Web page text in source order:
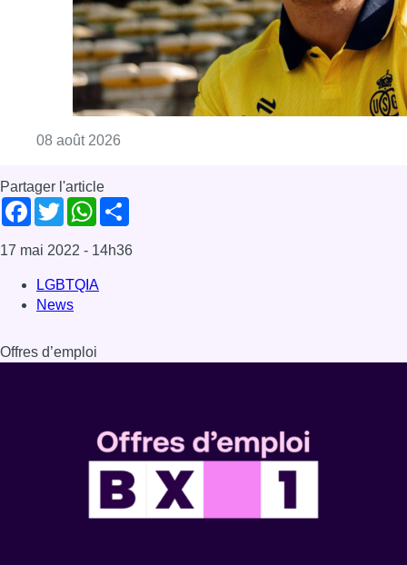
08 août 2026
Partager l'article
Facebook
TwitterWhatsApp
17 mai 2022 - 14h36
LGBTQIA
News
Offres d’emploi